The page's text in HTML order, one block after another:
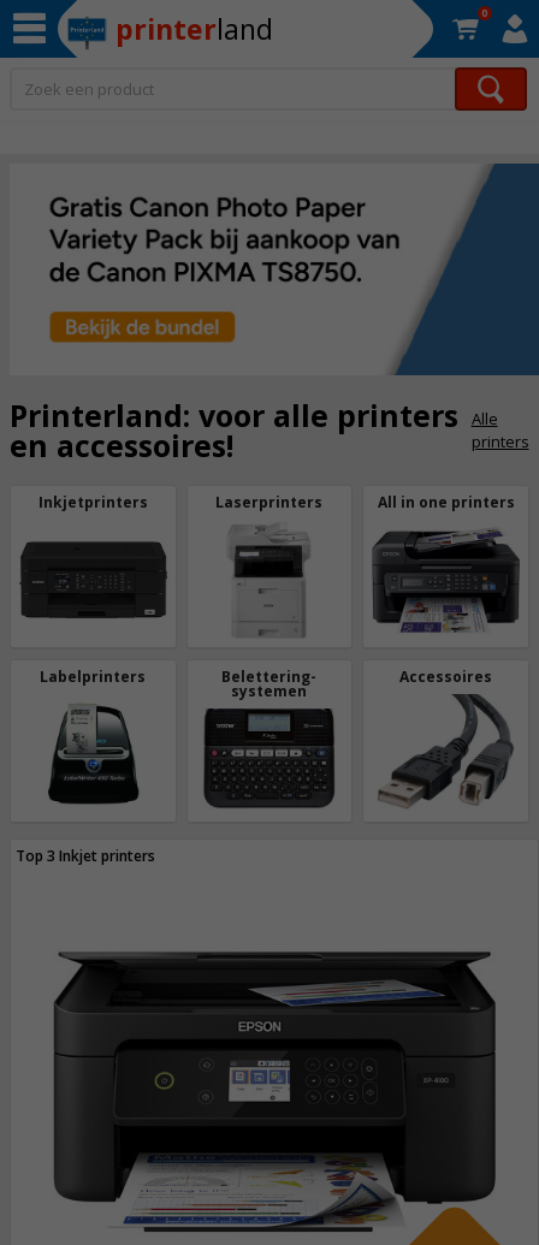
printerland 0
Printerland: voor alle printers
en accessoires!
Alle
printers
Inkjetprinters Laserprinters All in one printers
Labelprinters Belettering-
systemen
Accessoires
Top 3 Inkjet printers